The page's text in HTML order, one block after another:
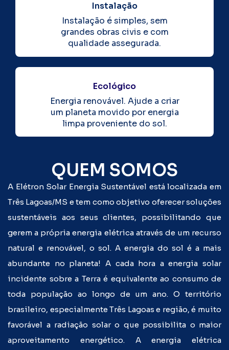
Instalação
Instalação é simples, sem
grandes obras civis e com
qualidade assegurada.
Ecológico
Energia renovável. Ajude a criar
um planeta movido por energia
limpa proveniente do sol.
QUEM SOMOS
A Elétron Solar Energia Sustentável está localizada em
Três Lagoas/MS e tem como objetivo oferecer soluções
sustentáveis aos seus clientes, possibilitando que
gerem a própria energia elétrica através de um recurso
natural e renovável, o sol. A energia do sol é a mais
abundante no planeta! A cada hora a energia solar
incidente sobre a Terra é equivalente ao consumo de
toda população ao longo de um ano. O território
brasileiro, especialmente Três Lagoas e região, é muito
favorável a radiação solar o que possibilita o maior
aproveitamento energético. A energia elétrica